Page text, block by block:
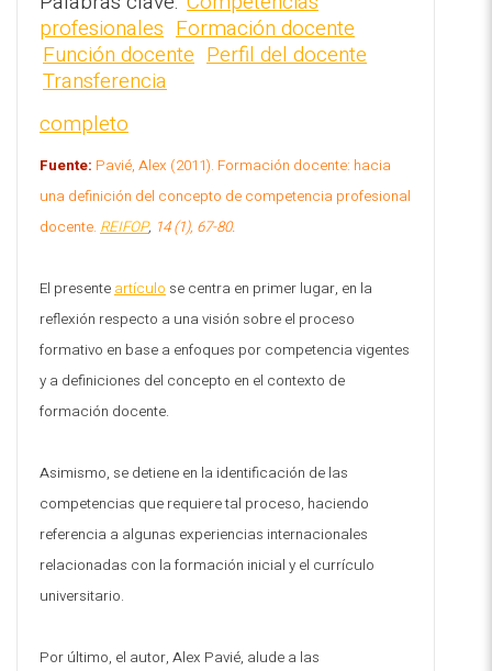
EDUCACIÓN Y FORMACIÓN DEL
PROFESORADO
s
A
p
p
b
o
o
k
er l
profesionales Formación docente
Función docente Perfil del docente
Transferencia
completo
Fuente: Pavié, Alex (2011). Formación docente: hacia
una definición del concepto de competencia profesional
docente. REIFOP, 14 (1), 67-80.
El presenteartículo se centra en primer lugar, en la
reflexión respecto a una visión sobre el proceso
formativo en base a enfoques por competencia vigentes
y a definiciones del concepto en el contexto de
formación docente.
Asimismo, se detiene en la identificación de las
competencias que requiere tal proceso, haciendo
referencia a algunas experiencias internacionales
relacionadas con la formación inicial y el currículo
universitario.
Por último, el autor, Alex Pavié, alude a las